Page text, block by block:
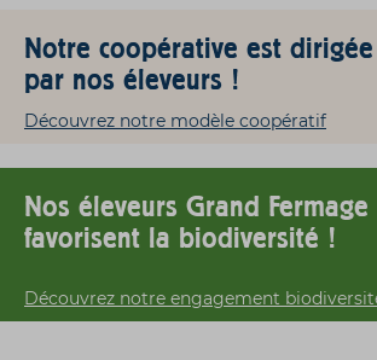
Notre coopérative est dirigée
par nos éleveurs !
Découvrez notre modèle coopératif
Nos éleveurs Grand Fermage
favorisent la biodiversité !
Découvrez notre engagement